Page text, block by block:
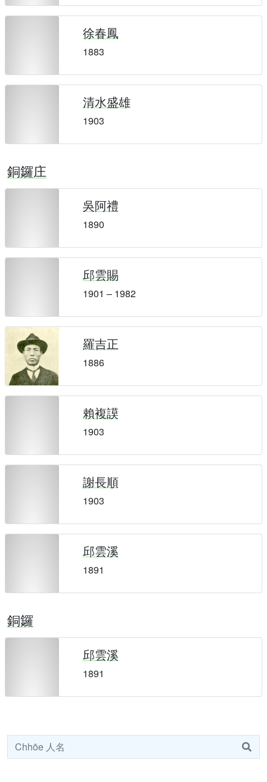
徐春鳳
1883
清水盛雄
1903
銅鑼庄
吳阿禮
1890
邱雲賜
1901 – 1982
羅吉正
1886
賴複謨
1903
謝長順
1903
邱雲溪
1891
銅鑼
邱雲溪
1891